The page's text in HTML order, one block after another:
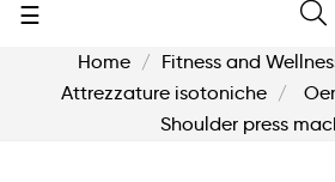
Toggle
☰
Home Fitness and
Attrezzature isotoniche
Shoulder press